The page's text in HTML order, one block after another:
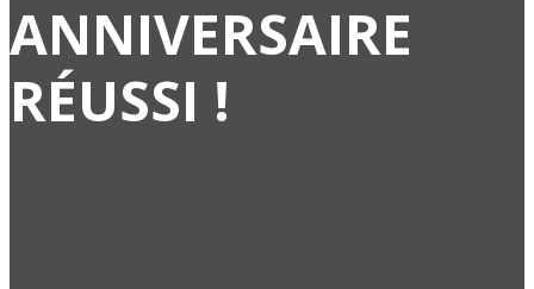
ANNIVERSAIRE
RÉUSSI !